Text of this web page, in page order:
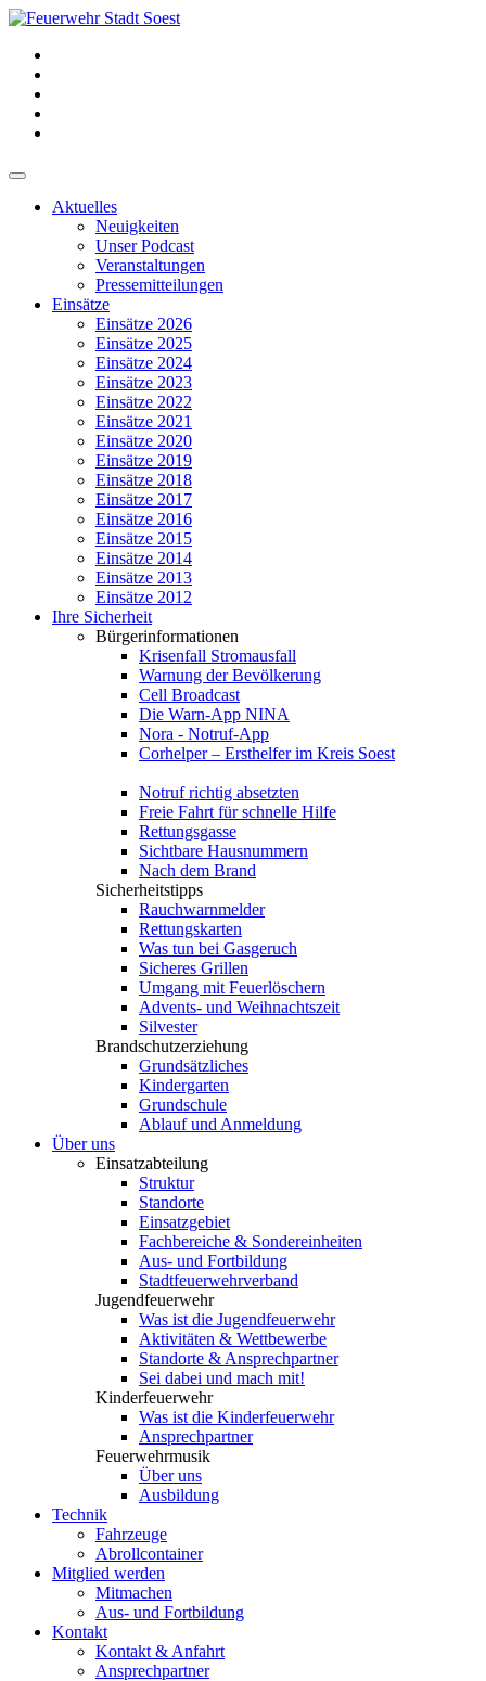
Aktuelles
Neuigkeiten
Unser Podcast
Veranstaltungen
Pressemitteilungen
Einsätze
Einsätze 2026
Einsätze 2025
Einsätze 2024
Einsätze 2023
Einsätze 2022
Einsätze 2021
Einsätze 2020
Einsätze 2019
Einsätze 2018
Einsätze 2017
Einsätze 2016
Einsätze 2015
Einsätze 2014
Einsätze 2013
Einsätze 2012
Ihre Sicherheit
Bürgerinformationen
Krisenfall Stromausfall
Warnung der Bevölkerung
Cell Broadcast
Die Warn-App NINA
Nora - Notruf-App
Corhelper – Ersthelfer im Kreis Soest
Notruf richtig absetzten
Freie Fahrt für schnelle Hilfe
Rettungsgasse
Sichtbare Hausnummern
Nach dem Brand
Sicherheitstipps
Rauchwarnmelder
Rettungskarten
Was tun bei Gasgeruch
Sicheres Grillen
Umgang mit Feuerlöschern
Advents- und Weihnachtszeit
Silvester
Brandschutzerziehung
Grundsätzliches
Kindergarten
Grundschule
Ablauf und Anmeldung
Über uns
Einsatzabteilung
Struktur
Standorte
Einsatzgebiet
Fachbereiche & Sondereinheiten
Aus- und Fortbildung
Stadtfeuerwehrverband
Jugendfeuerwehr
Was ist die Jugendfeuerwehr
Aktivitäten & Wettbewerbe
Standorte & Ansprechpartner
Sei dabei und mach mit!
Kinderfeuerwehr
Was ist die Kinderfeuerwehr
Ansprechpartner
Feuerwehrmusik
Über uns
Ausbildung
Technik
Fahrzeuge
Abrollcontainer
Mitglied werden
Mitmachen
Aus- und Fortbildung
Kontakt
Kontakt & Anfahrt
Ansprechpartner